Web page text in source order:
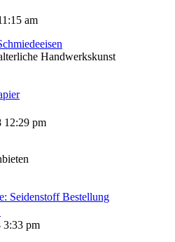
am
Handwerkskunst
12:29 pm
Seidenstoff Bestellung
Beitrag
3:33 pm